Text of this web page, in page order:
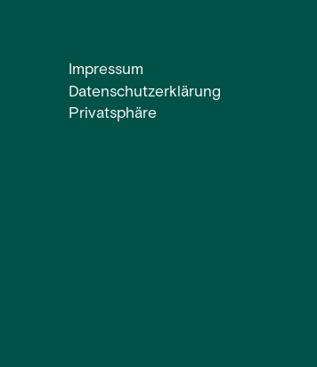
Impressum
Datenschutzerklärung
Privatsphäre